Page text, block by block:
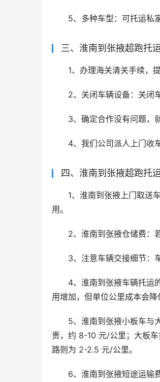
5、多种车型：可托运私
三、淮南到张掖超跑托
1、办理海关清关手续，
2、关闭车辆设备：关闭
3、确定合作没有问题，
4、我们公司派人上门收
四、淮南到张掖超跑托
1、淮南到张掖上门取送
用。
2、淮南到张掖仓储费：
3、注意车辆交接细节：
4、淮南到张掖车辆托运
用增加，但单位公里成本会降
5、淮南到张掖小板车与
贵，约 8-10 元/公里；大板
路则为 2-2.5 元/公里。
6、淮南到张掖短途运输